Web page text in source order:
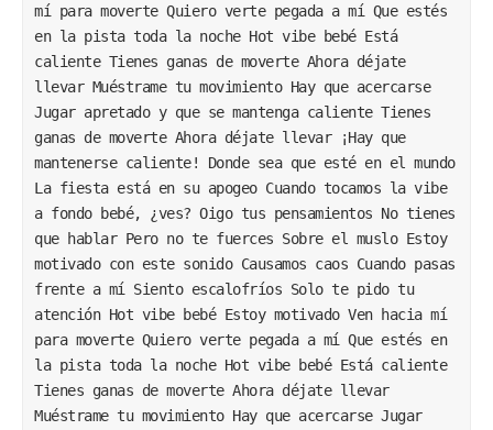
mí para moverte Quiero verte pegada a mí Que estés
en la pista toda la noche Hot vibe bebé Está
caliente Tienes ganas de moverte Ahora déjate
llevar Muéstrame tu movimiento Hay que acercarse
Jugar apretado y que se mantenga caliente Tienes
ganas de moverte Ahora déjate llevar ¡Hay que
mantenerse caliente! Donde sea que esté en el mundo
La fiesta está en su apogeo Cuando tocamos la vibe
a fondo bebé, ¿ves? Oigo tus pensamientos No tienes
que hablar Pero no te fuerces Sobre el muslo Estoy
motivado con este sonido Causamos caos Cuando pasas
frente a mí Siento escalofríos Solo te pido tu
atención Hot vibe bebé Estoy motivado Ven hacia mí
para moverte Quiero verte pegada a mí Que estés en
la pista toda la noche Hot vibe bebé Está caliente
Tienes ganas de moverte Ahora déjate llevar
Muéstrame tu movimiento Hay que acercarse Jugar